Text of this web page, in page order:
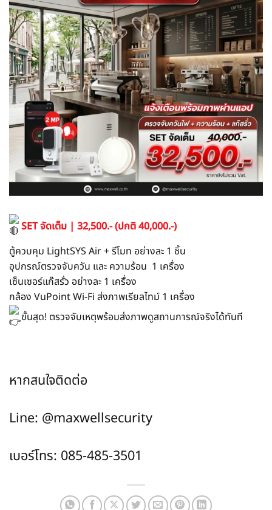
SET จัดเต็ม | 32,500.- (ปกติ 40,000.-)
ตู้ควบคุม LightSYS Air + รีโมท อย่างละ 1 ชิ้น
อุปกรณ์ตรวจจับควัน และ ความร้อน 1 เครื่อง
เซ็นเซอร์แก๊สรั่ว อย่างละ 1 เครื่อง
กล้อง VuPoint Wi-Fi ส่งภาพเรียลไทม์ 1 เครื่อง
ขั้นสุด! ตรวจจับเหตุพร้อมส่งภาพดูสถานการณ์จริงได้ทันที
หากสนใจติดต่อ
Line: @maxwellsecurity
เบอร์โทร: 085-485-3501